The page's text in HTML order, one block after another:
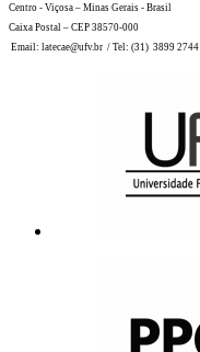
Centro - Viçosa – Minas Gerais - Brasil
Caixa Postal – CEP 38570-000
Email: latecae@ufv.br / Tel: (31) 3899 2744